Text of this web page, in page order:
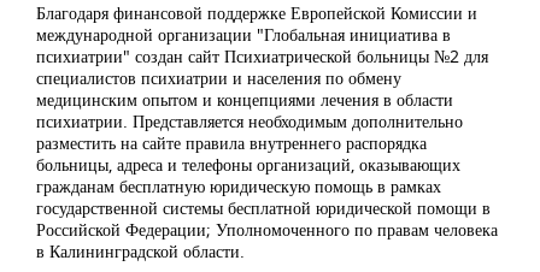
Благодаря финансовой поддержке Европейской Комиссии и
международной организации "Глобальная инициатива в
психиатрии" создан сайт Психиатрической больницы №2 для
специалистов психиатрии и населения по обмену
медицинским опытом и концепциями лечения в области
психиатрии. Представляется необходимым дополнительно
разместить на сайте правила внутреннего распорядка
больницы, адреса и телефоны организаций, оказывающих
гражданам бесплатную юридическую помощь в рамках
государственной системы бесплатной юридической помощи в
Российской Федерации; Уполномоченного по правам человека
в Калининградской области.